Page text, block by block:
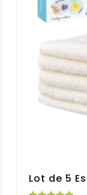
Lot de 5